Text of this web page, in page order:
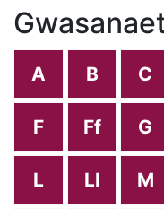
A B C
F Ff G
L Ll M